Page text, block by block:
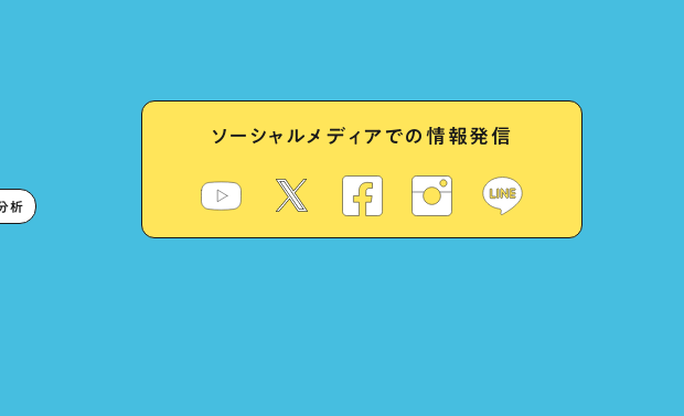
析
ソーシャルメディアでの情報発信